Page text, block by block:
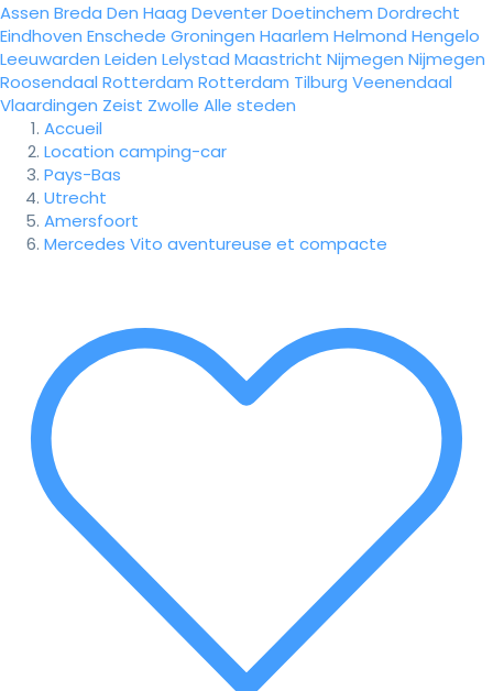
Assen Breda Den Haag DeventerDoetinchem Dordrecht
Eindhoven Enschede Groningen Haarlem Helmond Hengelo
Leeuwarden Leiden Lelystad Maastricht Nijmegen Nijmegen
Roosendaal Rotterdam Rotterdam Tilburg Veenendaal
Vlaardingen Zeist Zwolle Alle steden
Accueil
Location camping-car
Pays-Bas
Utrecht
Amersfoort
Mercedes Vito aventureuse et compacte